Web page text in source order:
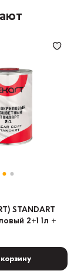
STANDART
1л +
корзину